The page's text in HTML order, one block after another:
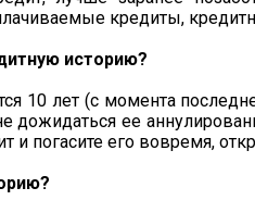
кредиты,
историю?
10 лет (с момента
дожидаться ее
погасите его вовремя,